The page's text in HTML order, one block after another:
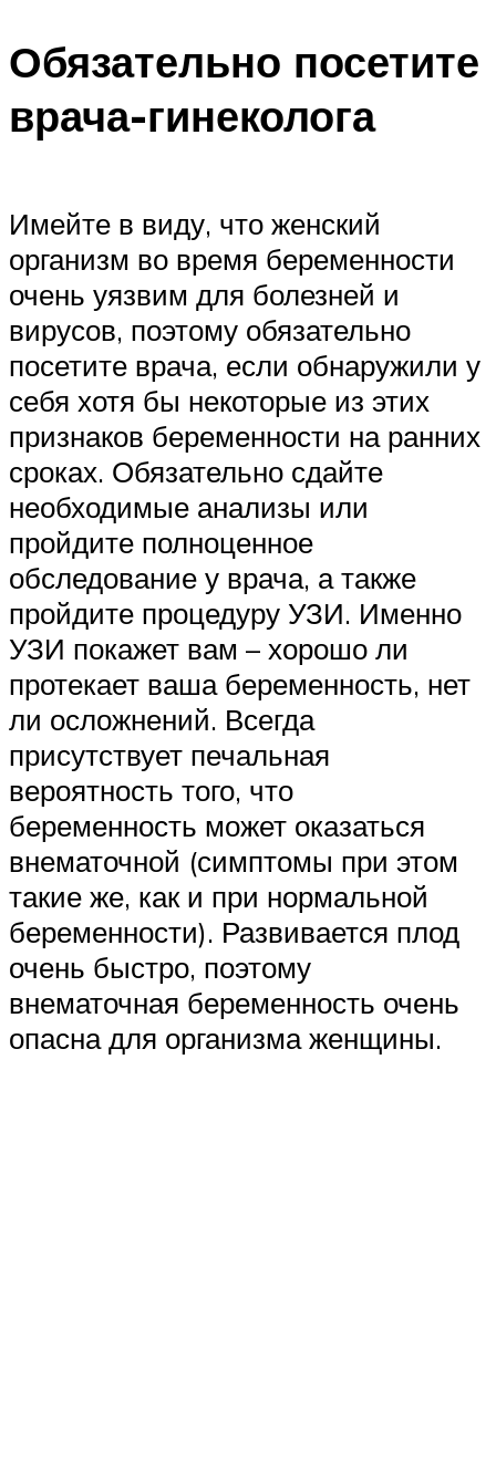
Обязательно посетите
врача-гинеколога
Имейте в виду, что женский
организм во время беременности
очень уязвим для болезней и
вирусов, поэтому обязательно
посетите врача, если обнаружили у
себя хотя бы некоторые из этих
признаков беременности на ранних
сроках. Обязательно сдайте
необходимые анализы или
пройдите полноценное
обследование у врача, а также
пройдите процедуру УЗИ. Именно
УЗИ покажет вам – хорошо ли
протекает ваша беременность, нет
ли осложнений. Всегда
присутствует печальная
вероятность того, что
беременность может оказаться
внематочной (симптомы при этом
такие же, как и при нормальной
беременности). Развивается плод
очень быстро, поэтому
внематочная беременность очень
опасна для организма женщины.